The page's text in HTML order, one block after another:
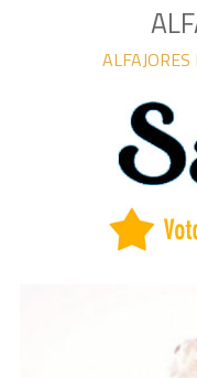
CONTACTO
ALFAJORES
ALFAJORES
BUENOS AIRES